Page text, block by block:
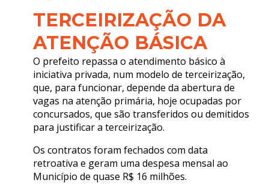
TERCEIRIZAÇÃO DA
ATENÇÃO BÁSICA
O prefeito repassa o atendimento básico à
iniciativa privada, num modelo de terceirização,
que, para funcionar, depende da abertura de
vagas na atenção primária, hoje ocupadas por
concursados, que são transferidos ou demitidos
para justificar a terceirização.
Os contratos foram fechados com data
retroativa e geram uma despesa mensal ao
Município de quase R$ 16 milhões.